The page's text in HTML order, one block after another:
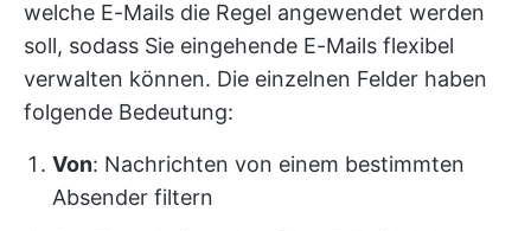
welche E-Mails die Regel angewendet werden
soll, sodass Sie eingehende E-Mails flexibel
verwalten können. Die einzelnen Felder haben
folgende Bedeutung:
Von: Nachrichten von einem bestimmten
Absender filtern